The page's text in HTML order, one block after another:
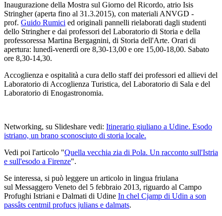
Inaugurazione della Mostra sul Giorno del Ricordo, atrio Isis
Stringher (aperta fino al 31.3.2015), con materiali ANVGD -
prof. Guido Rumici ed originali pannelli rielaborati dagli studenti
dello Stringher e dai professori del Laboratorio di Storia e della
professoressa Martina Bergagnini, di Storia dell'Arte. Orari di
apertura: lunedì-venerdì ore 8,30-13,00 e ore 15,00-18,00. Sabato
ore 8,30-14,30.
Accoglienza e ospitalità a cura dello staff dei professori ed allievi del
Laboratorio di Accoglienza Turistica, del Laboratorio di Sala e del
Laboratorio di Enogastronomia.
Networking, su Slideshare vedi: Itinerario giuliano a Udine. Esodo
istriano, un brano sconosciuto di storia locale.
Vedi poi l'articolo "Quella vecchia zia di Pola. Un racconto sull'Istria
e sull'esodo a Firenze".
Se interessa, si può leggere un articolo in lingua friulana
sul Messaggero Veneto del 5 febbraio 2013, riguardo al Campo
Profughi Istriani e Dalmati di Udine In chel Cjamp di Udin a son
passâts centmil profucs julians e dalmats.